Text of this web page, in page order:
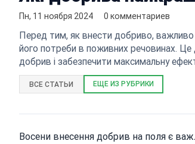
Пн, 11 ноября 2024 0 комментариев
Перед тим, як внести добриво, важливо
його потреби в поживних речовинах.
добрив і забезпечити максимальну
ВСЕ СТАТЬИ ЕЩЕ ИЗ РУБРИКИ
Восени внесення добрив на поля є